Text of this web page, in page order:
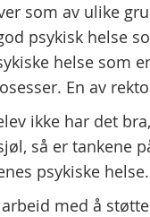
som av ulike
psykisk helse
helse som
En av
ikke har det
så er tankene
psykiske
med å